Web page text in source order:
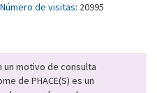
Número de visitas: 20995
un motivo de consulta
de PHACE(S) es un